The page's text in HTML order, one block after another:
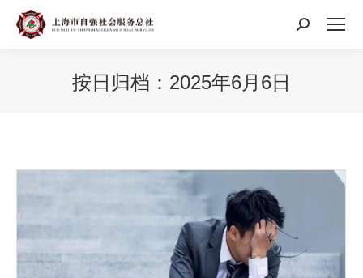
搜
按日归档： 2025年6月6日